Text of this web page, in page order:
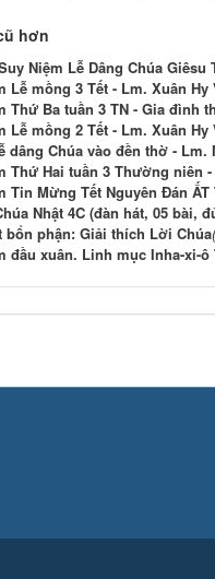
hơn
Niệm Lễ Dâng Chúa
Lễ mồng 3 Tết - Lm. Xuân Hy
Thứ Ba tuần 3 TN - Gia đình
Lễ mồng 2 Tết - Lm. Xuân Hy
dâng Chúa vào đền thờ - Lm.
Thứ Hai tuần 3 Thường niên
Tin Mừng Tết Nguyên Đán
Nhật 4C (đàn hát, 05 bài,
bổn phận: Giải thích Lời Chúa
đầu xuân. Linh mục Inha-xi-ô